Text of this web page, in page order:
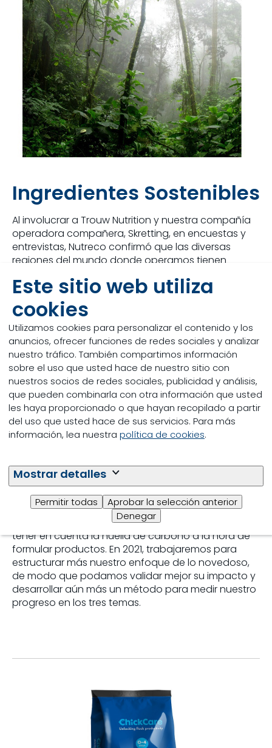
Este sitio web utiliza
cookies
Utilizamos cookies para personalizar el contenido y los
anuncios, ofrecer funciones de redes sociales y analizar
nuestro tráfico. También compartimos información
sobre el uso que usted hace de nuestro sitio con
nuestros socios de redes sociales, publicidad y análisis,
que pueden combinarla con otra información que usted
les haya proporcionado o que hayan recopilado a partir
del uso que usted hace de sus servicios. Para más
información, lea nuestra política de cookies.
Mostrar detalles
Permitir todas
Aprobar la selección anterior
Denegar
Ingredientes Sostenibles
Al involucrar a Trouw Nutrition y nuestra compañía
operadora compañera, Skretting, en encuestas y
entrevistas, Nutreco confirmó que las diversas
regiones del mundo donde operamos tienen
sostenibilidad. Cuando se trata de ingredientes, las
tres principales preocupaciones generales son:
Libre de deforestación
Huella de carbono baja
Ingredientes novedosos / circulares (para
reducir la presión sobre la cadena
alimentaria)
Nos esforzamos por avanzar en los tres frentes. En
diciembre de 2020, nuestro equipo de
política de abastecimiento sosteniblejunto con
nuestra división de Nutreco, Skretting, para eliminar
el riesgo de deforestación en la cadena de
suministro. Nuestro equipo de Formulación está
desarrollando herramientas que nos permitirán
tener en cuenta la huella de carbono a la hora de
formular productos. En 2021, trabajaremos para
estructurar más nuestro enfoque de lo novedoso,
de modo que podamos validar mejor su impacto y
desarrollar aún más un método para medir nuestro
progreso en los tres temas.